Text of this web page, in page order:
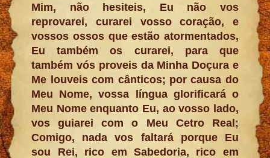
Mim, não hesiteis, Eu não vos
reprovarei, curarei vosso coração, e
vossos ossos que estão atormentados,
Eu também os curarei, para que
também vós proveis da Minha Doçura e
Me louveis com cânticos; por causa do
Meu Nome, vossa língua glorificará o
Meu Nome enquanto Eu, ao vosso lado,
vos guiarei com o Meu Cetro Real;
Comigo, nada vos faltará porque Eu
sou Rei, rico em Sabedoria, rico em